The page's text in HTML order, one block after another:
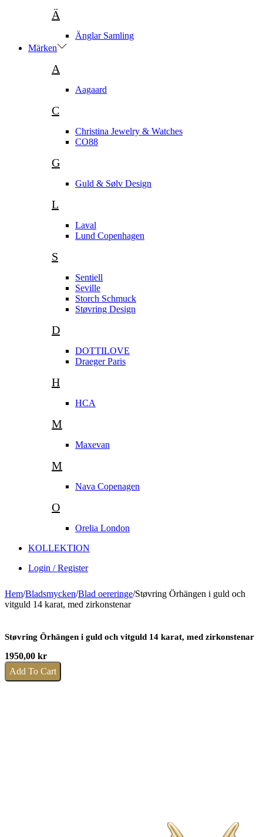
Ä
Änglar Samling
Märken
A
Aagaard
C
Christina Jewelry & Watches
CO88
G
Guld & Sølv Design
L
Laval
Lund Copenhagen
S
Sentiell
Seville
Storch Schmuck
Støvring Design
D
DOTTILOVE
Draeger Paris
H
HCA
M
Maxevan
M
Nava Copenagen
O
Orelia London
KOLLEKTION
Login / Register
Hem/Bladsmycken/Blad oereringe/Støvring Örhängen i guld och
vitguld 14 karat, med zirkonstenar
Støvring Örhängen i guld och vitguld 14 karat, med zirkonstenar
1950,00 kr
Add To Cart